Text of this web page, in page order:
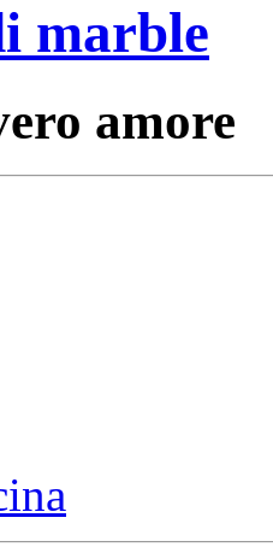
marble
amore